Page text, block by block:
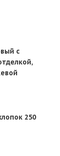
с
250